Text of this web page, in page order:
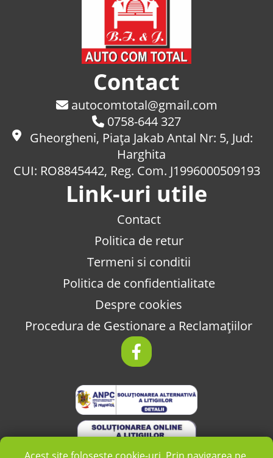
Contact
autocomtotal@gmail.com
0758-644 327
Gheorgheni, Piaţa Jakab Antal Nr: 5, Jud:
Harghita
CUI: RO8845442, Reg. Com. J1996000509193
Link-uri utile
Contact
Politica de retur
Termeni si conditii
Politica de confidentialitate
Despre cookies
Procedura de Gestionare a Reclamațiilor